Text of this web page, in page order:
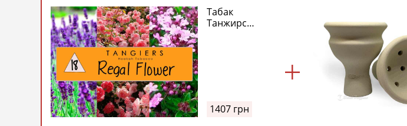
Табак
Танжирс
1407 грн